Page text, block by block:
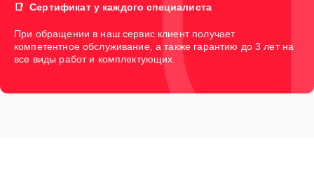
Сертификат у каждого специалиста
При обращении в наш сервис клиент получает
компетентное обслуживание, а также гарантию до 3 лет на
все виды работ и комплектующих.